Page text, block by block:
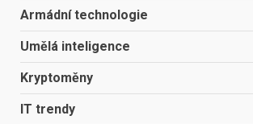
Armádní technologie
Umělá inteligence
Kryptoměny
IT trendy